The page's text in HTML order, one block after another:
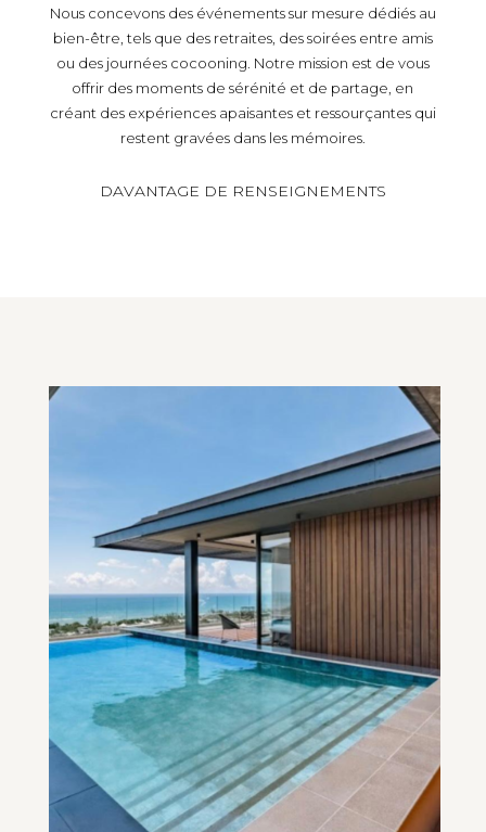
Nous concevons des événements sur mesure dédiés au
bien-être, tels que des retraites, des soirées entre amis
ou des journées cocooning. Notre mission est de vous
offrir des moments de sérénité et de partage, en
créant des expériences apaisantes et ressourçantes qui
restent gravées dans les mémoires.
DAVANTAGE DE RENSEIGNEMENTS